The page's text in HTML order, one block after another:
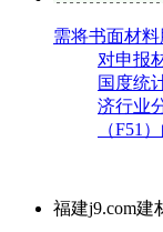
需将书面材
对申报
国度统
济行业
（F51
福建j9.com建